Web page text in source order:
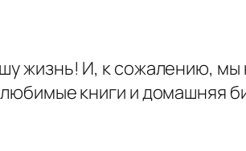
жизнь! И, к сожалению,
книги и домашняя